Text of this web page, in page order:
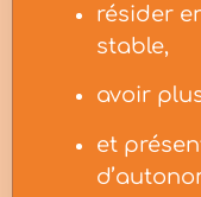
résider
stable,
avoir
et